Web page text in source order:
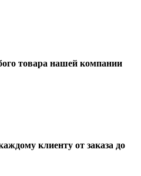
товара нашей компании
клиенту от заказа до